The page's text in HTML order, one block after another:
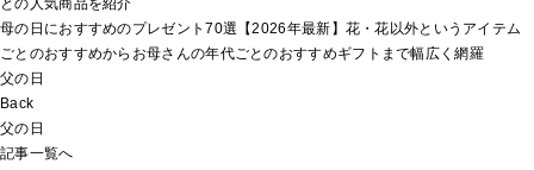
との人気商品を紹介
母の日におすすめのプレゼント70選【2026年最新】花・花以外というアイテム
ごとのおすすめからお母さんの年代ごとのおすすめギフトまで幅広く網羅
父の日
Back
父の日
記事一覧へ